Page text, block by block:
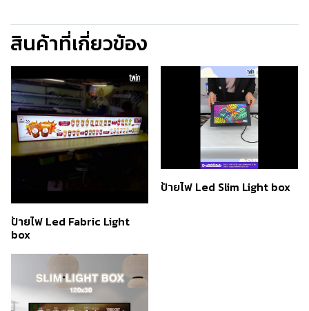
สินค้าที่เกี่ยวข้อง
ป้ายไฟ Led Fabric Light
box
ป้ายไฟ Led Slim Light box